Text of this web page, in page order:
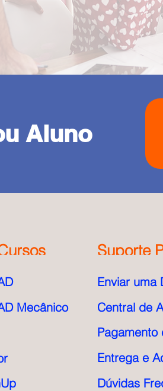
Aluno
Mecânico
Suporte
Enviar uma
Central de
Pagamento
Entrega e
Dúvidas